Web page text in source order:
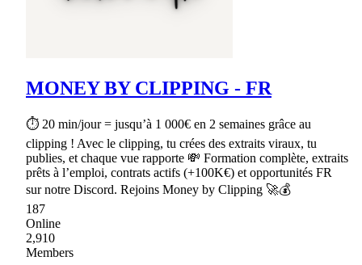
MONEY BY CLIPPING - FR
⏱ 20 min/jour = jusqu’à 1 000€ en 2 semaines grâce au
clipping ! Avec le clipping, tu crées des extraits viraux, tu
publies, et chaque vue rapporte 💸 Formation complète, extraits
prêts à l’emploi, contrats actifs (+100K€) et opportunités FR
sur notre Discord. Rejoins Money by Clipping 🚀💰
187
Online
2,910
Members